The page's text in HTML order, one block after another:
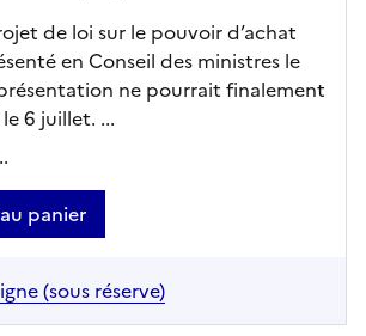
de loi sur le pouvoir d’achat
en Conseil des ministres le
ne pourrait finalement
6 juillet. ...
panier
(sous réserve)